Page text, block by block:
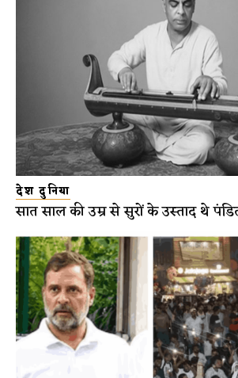
देश दुनिया
सात साल की उम्र से सुरों के उस्ताद थे